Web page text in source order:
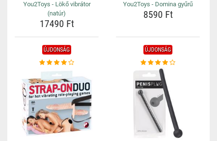
You2Toys - Lökő vibrátor
(natúr)
17490 Ft
You2Toys - Domina gyűrű
8590 Ft
ÚJDONSÁG ÚJDONSÁG